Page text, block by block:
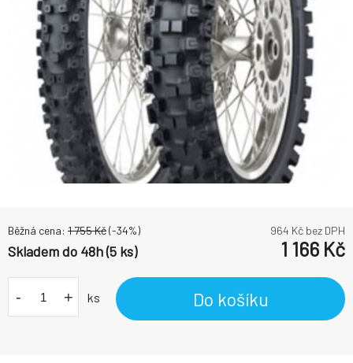
Běžná cena: 1 755Kč(-34%) 964 Kč bez DPH
Skladem do 48h (5 ks) 1 166 Kč
- + ks Do košíku